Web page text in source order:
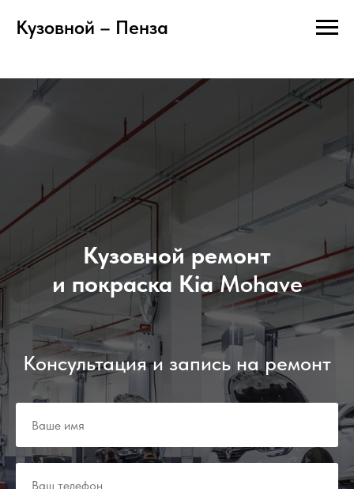
Кузовной – Пенза
Кузовной ремонт
и покраска KiaMohave
Консультация и запись на ремонт